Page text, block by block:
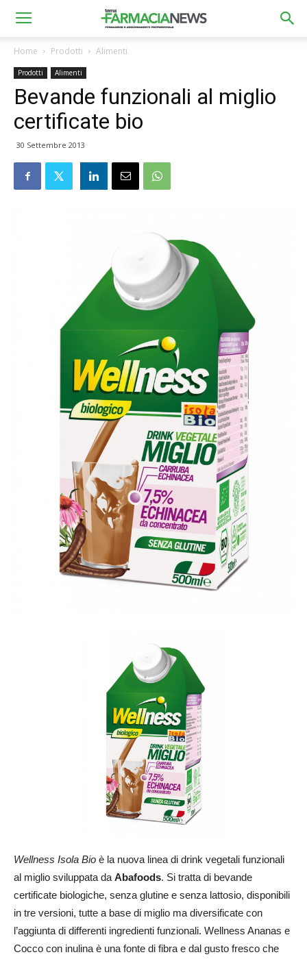
Home Prodotti Alimenti
Prodotti Alimenti
Bevande funzionali al miglio
certificate bio
30 Settembre 2013
Wellness Isola Bio è la nuova linea di drink vegetali funzionali
al miglio sviluppata da Abafoods. Si tratta di bevande
certificate biologiche, senza glutine e senza lattosio, disponibili
in tre versioni, tutte a base di miglio ma diversificate con
l’aggiunta di differenti ingredienti funzionali. Wellness Ananas e
Cocco con inulina è una fonte di fibra e dal gusto fresco che